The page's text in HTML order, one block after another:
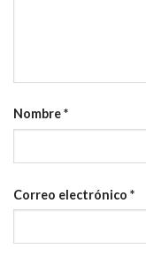
Nombre*
Correo electrónico *